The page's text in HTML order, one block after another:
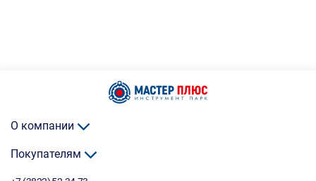
О компании
Покупателям